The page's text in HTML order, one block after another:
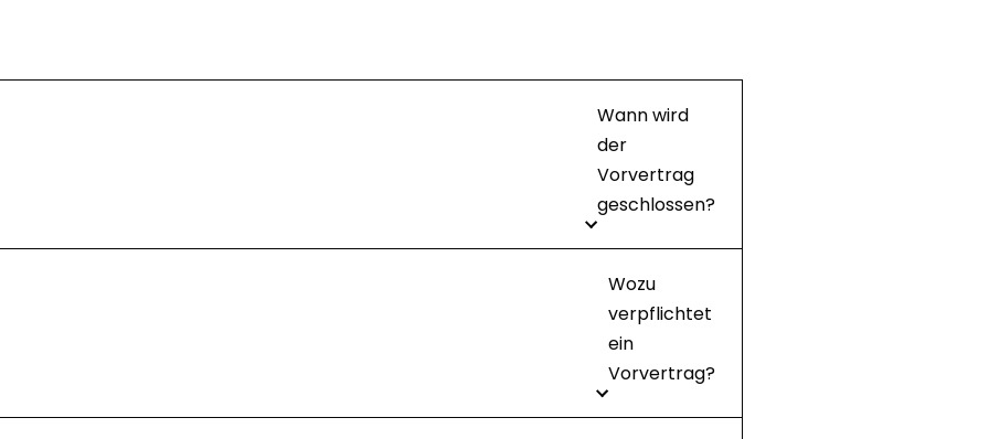
Wann wird
der
Vorvertrag
geschlossen?
Wozu
verpflichtet
ein
Vorvertrag?